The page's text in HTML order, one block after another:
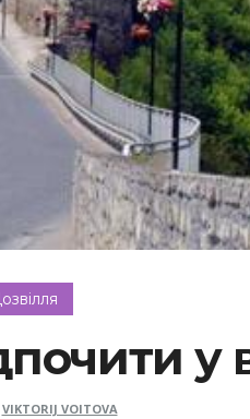
у
VIKTORIJ VOITOVA